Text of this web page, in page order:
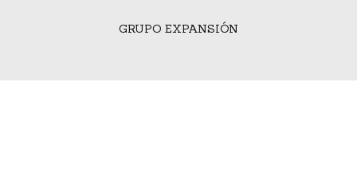
GRUPO EXPANSIÓN